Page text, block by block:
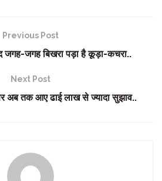
Previous Post
जगह-जगह बिखरा पड़ा है कूड़ा-कचरा..
Next Post
अब तक आए ढाई लाख से ज्यादा सुझाव..